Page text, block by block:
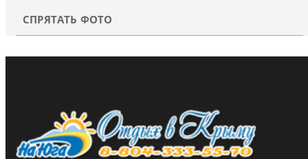
СПРЯТАТЬ ФОТО